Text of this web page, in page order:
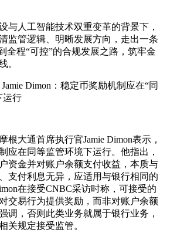
与人工智能技术双重变革的背景下，
监管逻辑、明晰发展方向，走出一条
全程“可控”的合规发展之路，筑牢金
。
Dimon：稳定币奖励机制应在“同
运行
根大通首席执行官Jamie Dimon表示，
应在同等监管环境下运行。他指出，
资金并对账户余额支付收益，本质与
支付利息无异，应适用与银行相同的
在接受CNBC采访时称，可接受的
交易行为提供奖励，而非对账户余额
调，否则此类业务就属于银行业务，
关规定接受监管。